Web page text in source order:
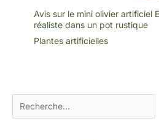
accueillante en
Pour obtenir le
rendu, assurez-
d’acheter un bon
durer des
Avis sur le mini olivier artificiel
réaliste dans un pot rustique
Plantes artificielles